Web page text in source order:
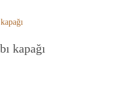
kapağı